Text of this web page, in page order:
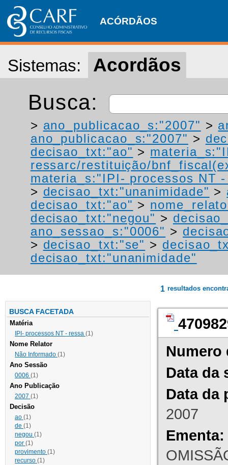
ACÓRDÃOS
Sistemas: Acordãos
Busca:
> ano_publicacao_s:"2007" >
ano_publicacao_s:"2007" >
decisao_txt:"ao" >
ressarc/restituição/
materia_s:"IPI- processos NT
> decisao_txt:"unanimidade" >
decisao_txt:"ao" >
decisao_txt:"negou" >
ano_sessao_s:"0006" >
> decisao_txt:"se" >
decisao_txt:"unanimidade"
BUSCA FACETADA
Matéria
IPI- processos NT - ressa (1)
Nome Relator
Não Informado (1)
Ano Sessão
0006 (1)
Ano Publicação
2007 (1)
Decisão
ao (1)
de (1)
negou (1)
por (1)
provimento (1)
recurso (1)
1 resultados
Numero
Data da
Data da
2007
Ementa: